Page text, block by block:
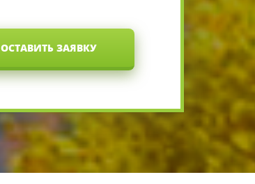
ОСТАВИТЬ ЗАЯВКУ